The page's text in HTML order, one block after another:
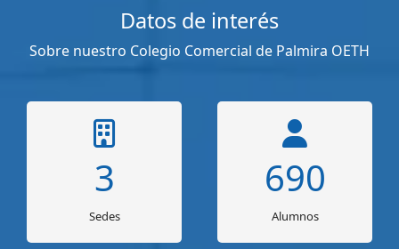
Datos de interés
Sobre nuestro Colegio Comercial de Palmira OETH
3
Sedes
690
Alumnos